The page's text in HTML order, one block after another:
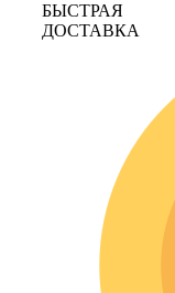
БЫСТРАЯ
ДОСТАВКА